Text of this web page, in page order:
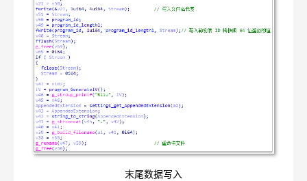
末尾数据写入